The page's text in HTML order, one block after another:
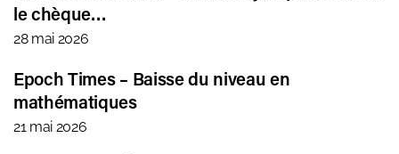
le chèque…
28 mai 2026
Epoch Times – Baisse du niveau en
mathématiques
21 mai 2026